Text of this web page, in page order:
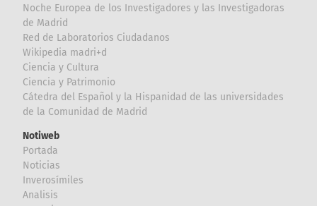
Noche Europea de los Investigadores y las Investigadoras
de Madrid
Red de Laboratorios Ciudadanos
Wikipedia madri+d
Ciencia y Cultura
Ciencia y Patrimonio
Cátedra del Español y la Hispanidad de las universidades
de la Comunidad de Madrid
Notiweb
Portada
Noticias
Inverosímiles
Analisis